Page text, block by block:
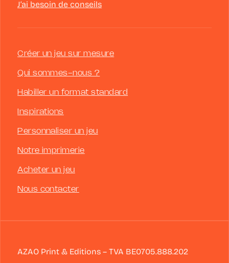
J’ai besoin de conseils
Créer un jeu sur mesure
Qui sommes-nous ?
Habiller un format standard
Inspirations
Personnaliser un jeu
Notre imprimerie
Acheter un jeu
Nous contacter
AZAO Print & Editions – TVA BE0705.888.202